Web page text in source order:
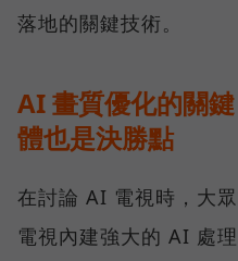
落地的關鍵技術。
AI 畫質優化的關
體也是決勝點
在討論 AI 電視時，大
電視內建強大的 AI 處